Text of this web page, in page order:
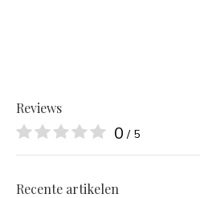
Reviews
0 / 5
Recente artikelen